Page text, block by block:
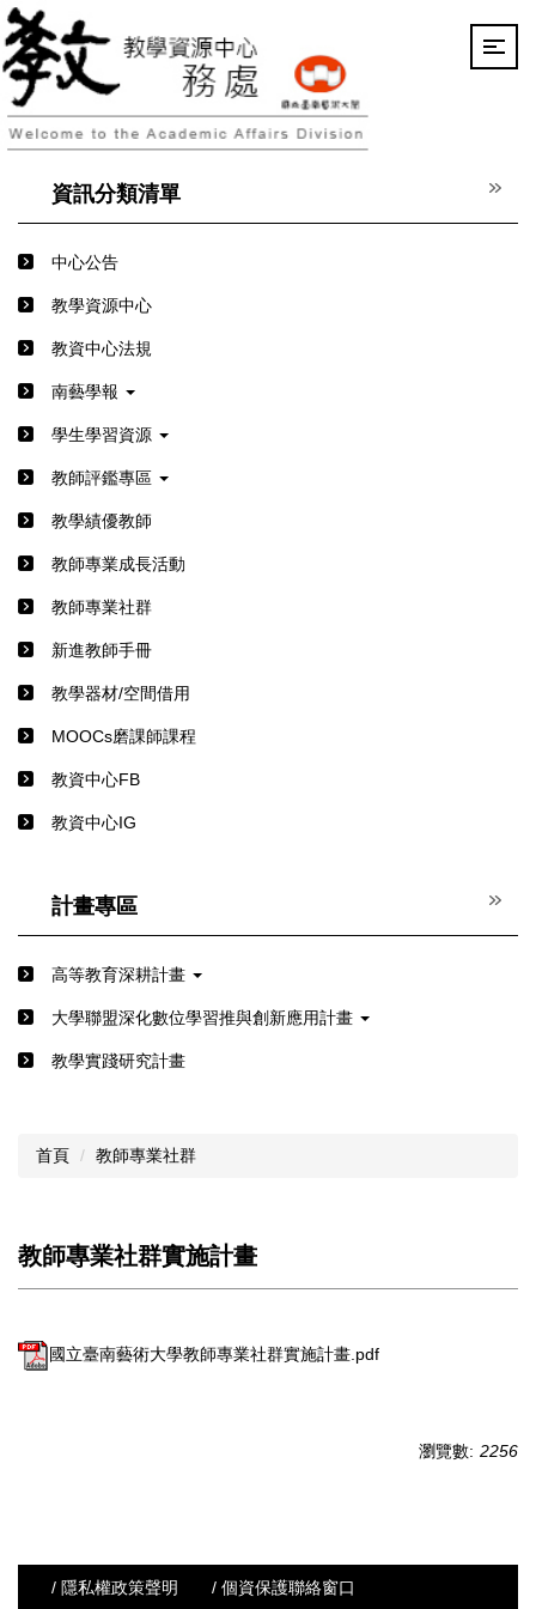
跳
到
主
要
內
容
資訊分類清單
中心公告
教學資源中心
教資中心法規
南藝學報
學生學習資源
教師評鑑專區
教學績優教師
教師專業成長活動
教師專業社群
新進教師手冊
教學器材/空間借用
MOOCs磨課師課程
教資中心FB
教資中心IG
計畫專區
高等教育深耕計畫
⼤學聯盟深化數位學習推與創新應⽤計畫
教學實踐研究計畫
首頁 教師專業社群
教師專業社群實施計畫
國立臺南藝術大學教師專業社群實施計畫.pdf
瀏覽數: 2256
/ 隱私權政策聲明 / 個資保護聯絡窗口